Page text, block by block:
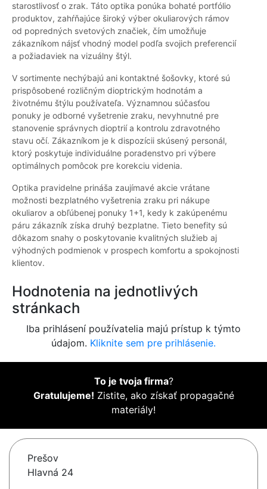
starostlivosť o zrak. Táto optika ponúka bohaté portfólio
produktov, zahŕňajúce široký výber okuliarových rámov
od popredných svetových značiek, čím umožňuje
zákazníkom nájsť vhodný model podľa svojich preferencií
a požiadaviek na vizuálny štýl.
V sortimente nechýbajú ani kontaktné šošovky, ktoré sú
prispôsobené rozličným dioptrickým hodnotám a
životnému štýlu používateľa. Významnou súčasťou
ponuky je odborné vyšetrenie zraku, nevyhnutné pre
stanovenie správnych dioptrií a kontrolu zdravotného
stavu očí. Zákazníkom je k dispozícii skúsený personál,
ktorý poskytuje individuálne poradenstvo pri výbere
optimálnych pomôcok pre korekciu videnia.
Optika pravidelne prináša zaujímavé akcie vrátane
možnosti bezplatného vyšetrenia zraku pri nákupe
okuliarov a obľúbenej ponuky 1+1, kedy k zakúpenému
páru zákazník získa druhý bezplatne. Tieto benefity sú
dôkazom snahy o poskytovanie kvalitných služieb aj
výhodných podmienok v prospech komfortu a spokojnosti
klientov.
Hodnotenia na jednotlivých
stránkach
Iba prihlásení používatelia majú prístup k týmto
údajom. Kliknite sem pre prihlásenie.
To je tvoja firma?
Gratulujeme! Zistite, ako získať propagačné
materiály!
Prešov
Hlavná 24